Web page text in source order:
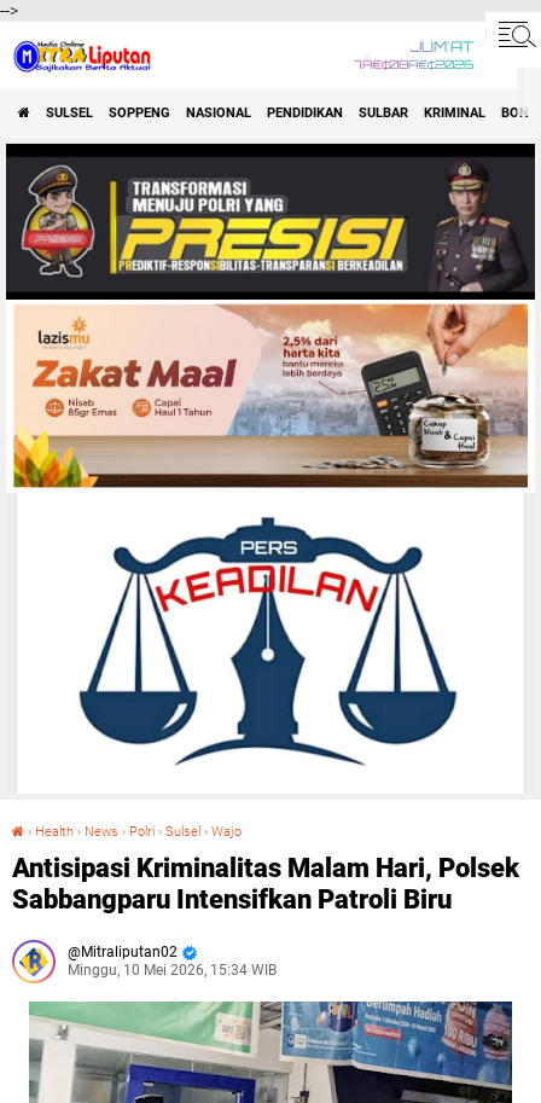
-->
JUM'AT
7Â€¢08Â€¢2026
SULSEL SOPPENG NASIONAL PENDIDIKAN SULBAR KRIMINAL BONE
› Health › News › Polri › Sulsel › Wajo
Antisipasi Kriminalitas Malam Hari, Polsek
Sabbangparu Intensifkan Patroli Biru
Mitraliputan02
Minggu, 10 Mei 2026, 15:34 WIB